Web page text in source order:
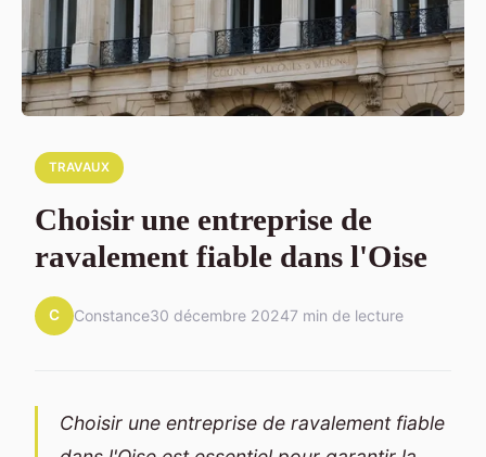
TRAVAUX
Choisir une entreprise de
ravalement fiable dans l'Oise
C Constance30 décembre 20247 min de lecture
Choisir une entreprise de ravalement fiable